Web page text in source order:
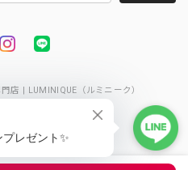
店 | LUMINIQUE（ルミニーク）